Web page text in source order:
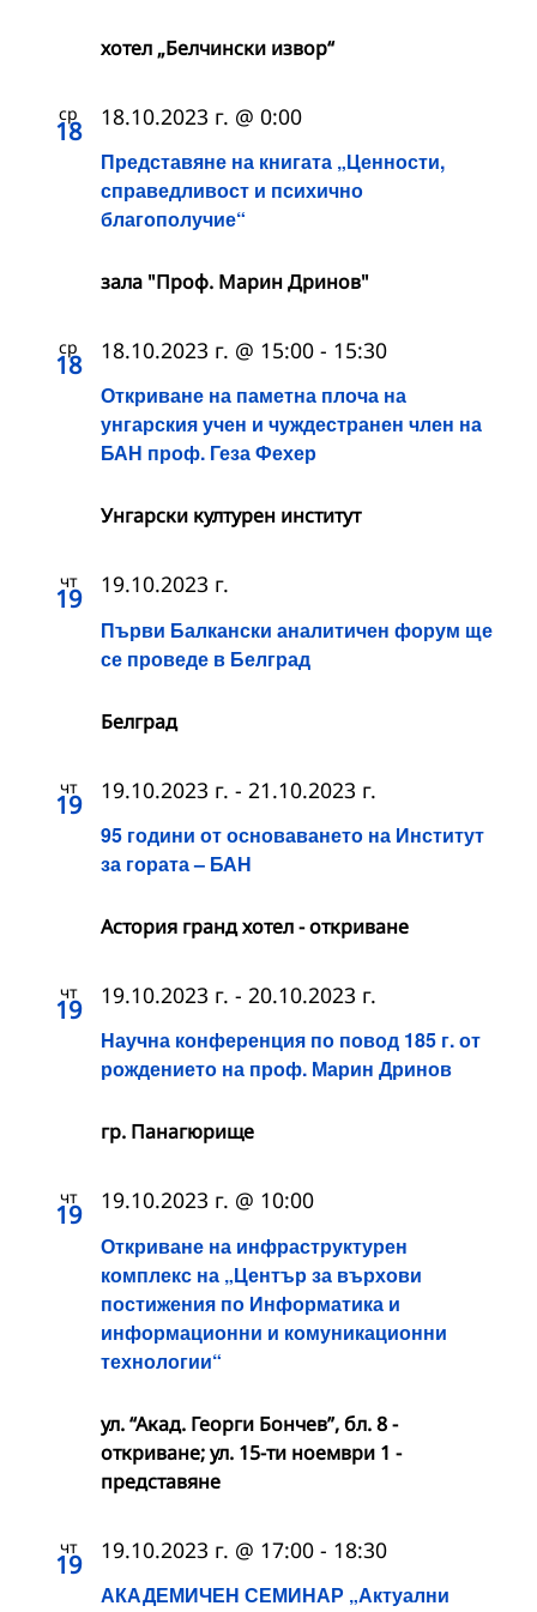
хотел „Белчински извор“
ср
18
Представяне на книгата „Ценности,
справедливост и психично
благополучие“
18.10.2023 г. @ 0:00
зала "Проф. Марин Дринов"
ср
18
Откриване на паметна плоча на
унгарския учен и чуждестранен член на
БАН проф. Геза Фехер
18.10.2023 г. @ 15:00 - 15:30
Унгарски културен институт
чт
19
Първи Балкански аналитичен форум ще
се проведе в Белград
19.10.2023 г.
Белград
чт
19
95 години от основаването на Институт
за гората – БАН
19.10.2023 г. - 21.10.2023 г.
Астория гранд хотел - откриване
чт
19
Научна конференция по повод 185 г. от
рождението на проф. Марин Дринов
19.10.2023 г. - 20.10.2023 г.
гр. Панагюрище
чт
19
Откриване на инфраструктурен
комплекс на „Център за върхови
постижения по Информатика и
информационни и комуникационни
технологии“
19.10.2023 г. @ 10:00
ул. “Акад. Георги Бончев”, бл. 8 -
откриване; ул. 15-ти ноември 1 -
представяне
чт
19
АКАДЕМИЧЕН СЕМИНАР „Актуални
19.10.2023 г. @ 17:00 - 18:30